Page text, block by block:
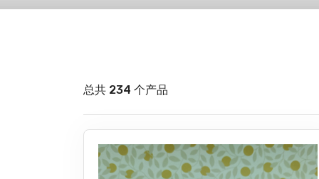
总共 234 个产品